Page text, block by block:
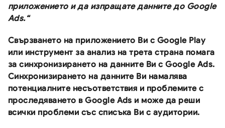
приложението и да изпращате данните до Google
Ads.“
Свързването на приложението Ви с Google Play
или инструмент за анализ на трета страна помага
за синхронизирането на данните Ви с Google Ads.
Синхронизирането на данните Ви намалява
потенциалните несъответствия и проблемите с
проследяването в Google Ads и може да реши
всички проблеми със списъка Ви с аудитории.